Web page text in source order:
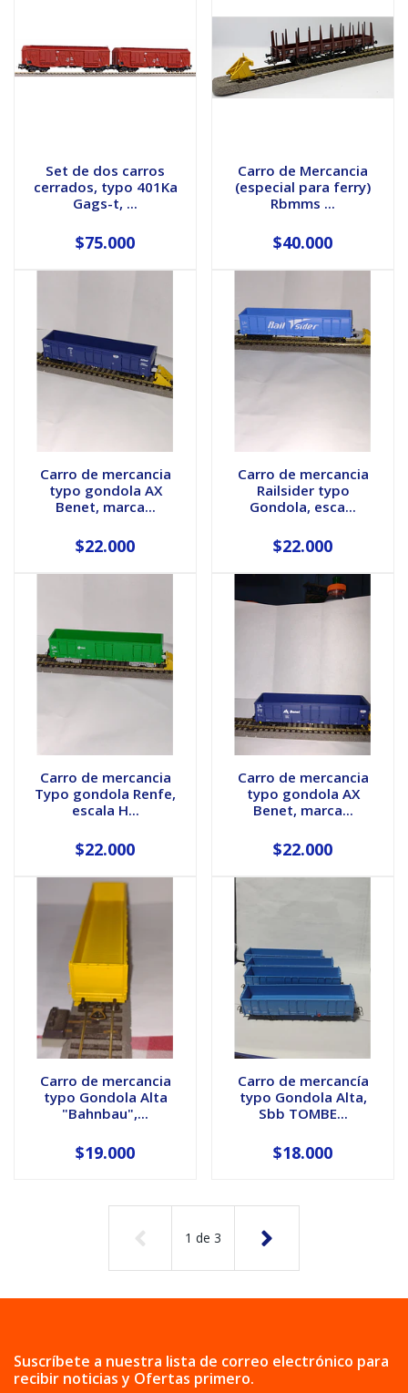
Set de dos carros
cerrados, typo 401Ka
Gags-t, ...
$75.000
Carro de Mercancia
(especial para ferry)
Rbmms ...
$40.000
Carro de mercancia
typo gondola AX
Benet, marca...
$22.000
Carro de mercancia
Railsider typo
Gondola, esca...
$22.000
Carro de mercancia
Typo gondola Renfe,
escala H...
$22.000
Carro de mercancia
typo gondola AX
Benet, marca...
$22.000
Carro de mercancia
typo Gondola Alta
"Bahnbau",...
$19.000
Carro de mercancía
typo Gondola Alta,
Sbb TOMBE...
$18.000
1 de 3
Suscríbete a nuestra lista de correo electrónico para
recibir noticias y Ofertas primero.